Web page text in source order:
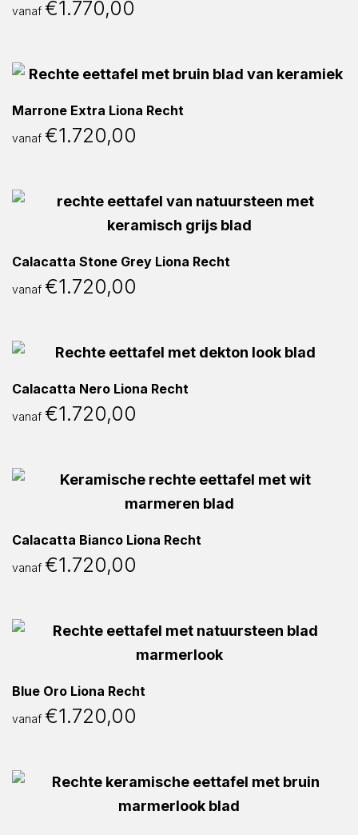
vanaf €1.770,00
Marrone Extra Liona Recht
vanaf €1.720,00
Calacatta Stone Grey Liona Recht
vanaf €1.720,00
Calacatta Nero Liona Recht
vanaf €1.720,00
Calacatta Bianco Liona Recht
vanaf €1.720,00
Blue Oro Liona Recht
vanaf €1.720,00